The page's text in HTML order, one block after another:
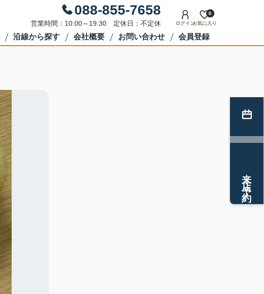
088-855-7658
営業時間：10:00～19:30 定休日：不定休 ログインお気に入り
0
沿線から探す 会社概要 お問い合わせ 会員登録
来店予約